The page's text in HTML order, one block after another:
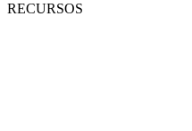
RECURSOS